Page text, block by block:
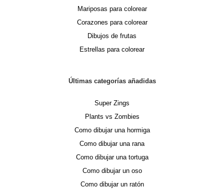
Mariposas para colorear
Corazones para colorear
Dibujos de frutas
Estrellas para colorear
Últimas categorías añadidas
Super Zings
Plants vs Zombies
Como dibujar una hormiga
Como dibujar una rana
Como dibujar una tortuga
Como dibujar un oso
Como dibujar un ratón